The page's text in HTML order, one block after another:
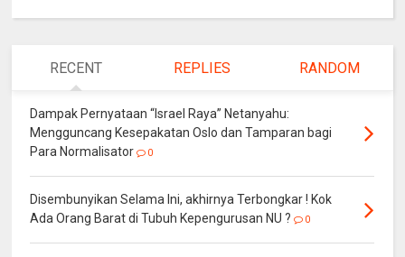
RECENT REPLIES RANDOM
Dampak Pernyataan “Israel Raya” Netanyahu:
Mengguncang Kesepakatan Oslo dan Tamparan bagi
Para Normalisator
0
Disembunyikan Selama Ini, akhirnya Terbongkar ! Kok
Ada Orang Barat di Tubuh Kepengurusan NU ?
0